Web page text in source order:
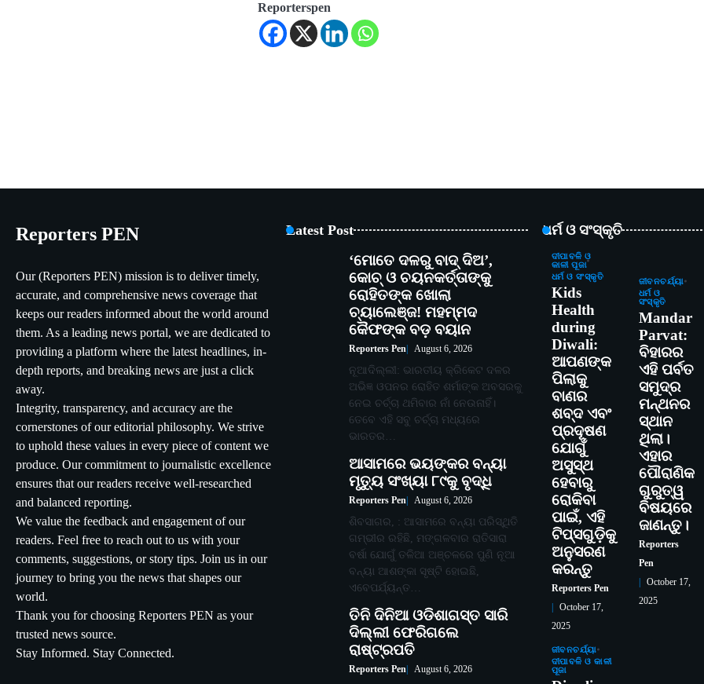
Reporterspen
Reporters PEN
Our (Reporters PEN) mission is to deliver timely,
accurate, and comprehensive news coverage that
keeps our readers informed about the world around
them. As a leading news portal, we are dedicated to
providing a platform where the latest headlines, in-
depth reports, and breaking news are just a click
away.
Integrity, transparency, and accuracy are the
cornerstones of our editorial philosophy. We strive
to uphold these values in every piece of content we
produce. Our commitment to journalistic excellence
ensures that our readers receive well-researched
and balanced reporting.
We value the feedback and engagement of our
readers. Feel free to reach out to us with your
comments, suggestions, or story tips. Join us in our
journey to bring you the news that shapes our
world.
Thank you for choosing Reporters PEN as your
trusted news source.
Stay Informed. Stay Connected.
Latest Post
‘ମୋତେ ଦଳରୁ ବାଦ୍ ଦିଅ’,
କୋଚ୍ ଓ ଚୟନକର୍ତ୍ତାଙ୍କୁ
ରୋହିତଙ୍କ ଖୋଲା
ଚ୍ୟାଲେଞ୍ଜ! ମହମ୍ମଦ
କୈଫଙ୍କ ବଡ଼ ବୟାନ
Reporters Pen August 6, 2026
ନୂଆଦିଲ୍ଲୀ: ଭାରତୀୟ କ୍ରିକେଟ ଦଳର
ଅଭିଜ୍ଞ ଓପନର ରୋହିତ ଶର୍ମାଙ୍କ ଅବସରକୁ
ନେଇ ଚର୍ଚ୍ଚା ଥମିବାର ନାଁ ନେଉନାହିଁ।
ତେବେ ଏହି ସବୁ ଚର୍ଚ୍ଚା ମଧ୍ୟରେ
ଭାରତର…
ଆସାମରେ ଭୟଙ୍କର ବନ୍ୟା
ମୃତ୍ୟୁ ସଂଖ୍ୟା ୮୯କୁ ବୃଦ୍ଧି
Reporters Pen August 6, 2026
ଶିବସାଗର, : ଆସାମରେ ବନ୍ୟା ପରିସ୍ଥିତି
ଗମ୍ଭୀର ରହିଛି, ମଙ୍ଗଳବାର ରାତିସାରା
ବର୍ଷା ଯୋଗୁଁ ତଳିଆ ଅଞ୍ଚଳରେ ପୁଣି ନୂଆ
ବନ୍ୟା ଆଶଙ୍କା ସୃଷ୍ଟି ହୋଇଛି,
ଏବେପର୍ଯ୍ୟନ୍ତ…
ତିନି ଦିନିଆ ଓଡିଶାଗସ୍ତ ସାରି
ଦିଲ୍ଲୀ ଫେରିଗଲେ
ରାଷ୍ଟ୍ରପତି
Reporters Pen August 6, 2026
ଧର୍ମ ଓ ସଂସ୍କୃତି
ଦୀପାବଳି ଓ
କାଳୀ ପୂଜା
ଧର୍ମ ଓ ସଂସ୍କୃତି
Kids
Health
during
Diwali:
ଆପଣଙ୍କ
ପିଲାକୁ
ବାଣର
ଶବ୍ଦ ଏବଂ
ପ୍ରଦୂଷଣ
ଯୋଗୁଁ
ଅସୁସ୍ଥ
ହେବାରୁ
ରୋକିବା
ପାଇଁ, ଏହି
ଟିପ୍ସଗୁଡ଼ିକୁ
ଅନୁସରଣ
କରନ୍ତୁ
Reporters Pen
October 17,
2025
ଜୀବନଚର୍ଯ୍ୟା
ଧର୍ମ ଓ
ସଂସ୍କୃତି
Mandar
Parvat:
ବିହାରର
ଏହି ପର୍ବତ
ସମୁଦ୍ର
ମନ୍ଥନର
ସ୍ଥାନ
ଥିଲା।
ଏହାର
ପୌରାଣିକ
ଗୁରୁତ୍ୱ
ବିଷୟରେ
ଜାଣନ୍ତୁ।
Reporters
Pen
October 17,
2025
ଜୀବନଚର୍ଯ୍ୟା
ଦୀପାବଳି ଓ କାଳୀ
ପୂଜା